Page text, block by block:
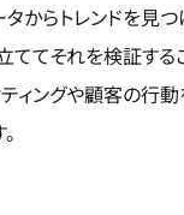
からトレンドを見
ててそれを検証する
ィングや顧客の行